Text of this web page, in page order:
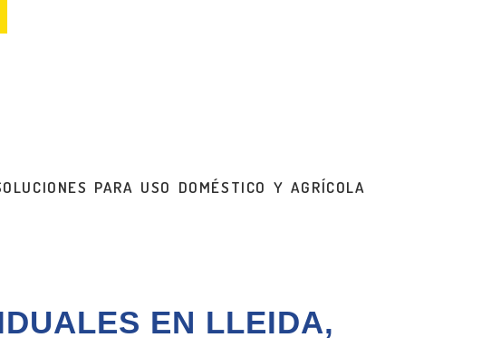
PARA USO DOMÉSTICO Y AGRÍCOLA
EN LLEIDA,